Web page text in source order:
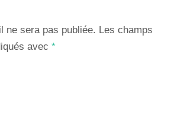
ne sera pas publiée. Les champs
avec *